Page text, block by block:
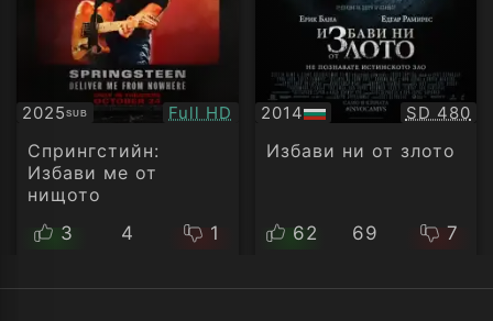
2025SUB
Субтитри Качество:
Full HD
Спрингстийн:
Избави ме от
нищото
3
4 1
2014
БГ
аудио
SD 480
Избави ни от злото
62 69 7